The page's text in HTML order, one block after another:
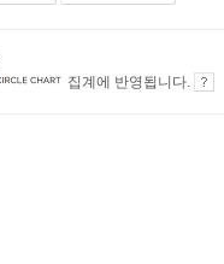
집계에 반영됩니다.